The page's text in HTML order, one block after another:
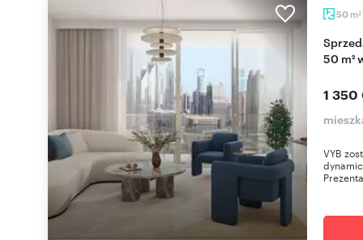
50 m2
Sprzedam nowoczesne 2-pokojowe mieszkanie
50 m²
1 350
VYB